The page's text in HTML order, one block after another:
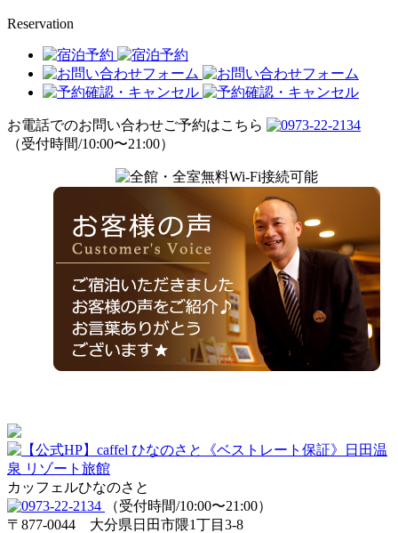
Reservation
お電話でのお問い合わせご予約はこちら
（受付時間/10:00〜21:00）
カッフェルひなのさと
（受付時間/10:00〜21:00）
〒877-0044 大分県日田市隈1丁目3-8